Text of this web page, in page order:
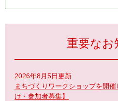
重要なお
2026年8月5日更新
まちづくりワークショップを開
け・参加者募集】